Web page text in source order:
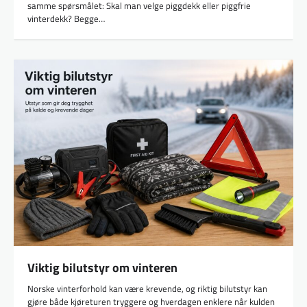
samme spørsmålet: Skal man velge piggdekk eller piggfrie
vinterdekk? Begge…
Viktig bilutstyr om vinteren
Norske vinterforhold kan være krevende, og riktig bilutstyr kan
gjøre både kjøreturen tryggere og hverdagen enklere når kulden